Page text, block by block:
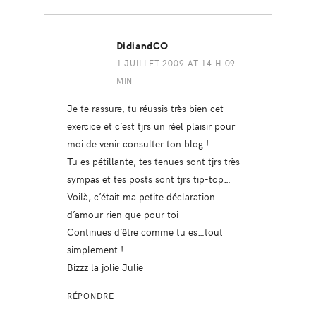
DidiandCO
1 JUILLET 2009 AT 14 H 09
MIN
Je te rassure, tu réussis très bien cet
exercice et c’est tjrs un réel plaisir pour
moi de venir consulter ton blog !
Tu es pétillante, tes tenues sont tjrs très
sympas et tes posts sont tjrs tip-top…
Voilà, c’était ma petite déclaration
d’amour rien que pour toi
Continues d’être comme tu es…tout
simplement !
Bizzz la jolie Julie
RÉPONDRE